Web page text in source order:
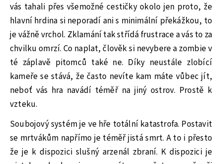
vás tahali přes všemožné cestičky okolo jen proto, že
hlavní hrdina si neporadí ani s minimální překážkou, to
je vážně vrchol. Zklamání tak střídá frustrace a vás to za
chvilku omrzí. Co naplat, člověk si nevybere a zombie v
té záplavě pitomců také ne. Díky neustále zlobící
kameře se stává, že často nevíte kam máte vůbec jít,
neboť vás hra navádí téměř na jiný ostrov. Prostě k
vzteku.
Soubojový systém je ve hře totální katastrofa. Postavit
se mrtvákům napřímo je téměř jistá smrt. A to i přesto
že je k dispozici slušný arzenál zbraní. K dispozici je